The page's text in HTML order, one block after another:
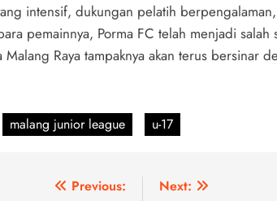
intensif, dukungan pelatih
pemainnya, Porma FC telah menjadi
Raya tampaknya akan terus bersinar
malang junior league u-17
Previous:
Next: